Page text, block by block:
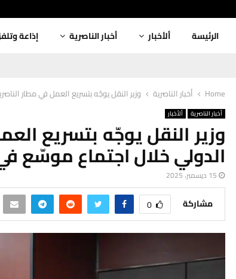
الرئيسة ألأخبار أخبار الناصرية إذاعة
Home أخبار الناصرية وزير النقل يوجّه بتسريع العمل في مطار
أخبار الناصرية ألأخبار
وزير النقل يوجّه بتسريع
الدولي خلال اجتماع موسّع
15 ديسمبر، 2025
مشاركة 0